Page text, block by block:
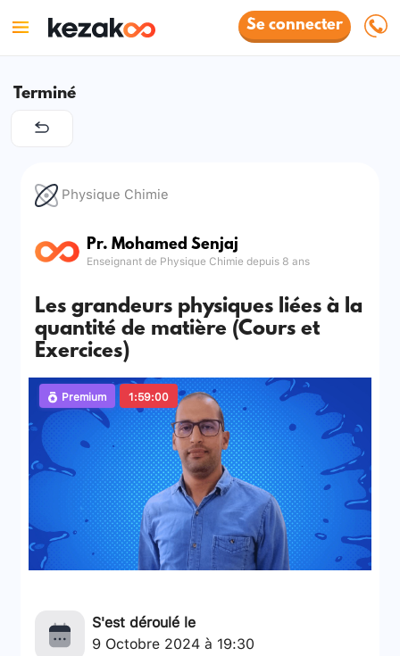
Se connecter
Terminé
Physique Chimie
Pr. Mohamed Senjaj
Enseignant de Physique Chimie depuis 8 ans
Les grandeurs physiques liées à la
quantité de matière (Cours et
Exercices)
Premium 1:59:00
S'est déroulé le
9 Octobre 2024 à 19:30